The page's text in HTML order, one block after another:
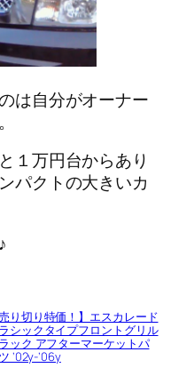
は自分がオーナー
１万円台からあり
パクトの大きいカ
売り切り特価！】エスカレード
シックタイプフロントグリル
ック アフターマーケットパ
’02y-’06y